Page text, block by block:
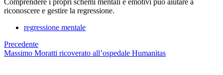
riconoscere e gestire la regressione.
regressione mentale
Precedente
Massimo Moratti ricoverato all’ospedale Humanitas